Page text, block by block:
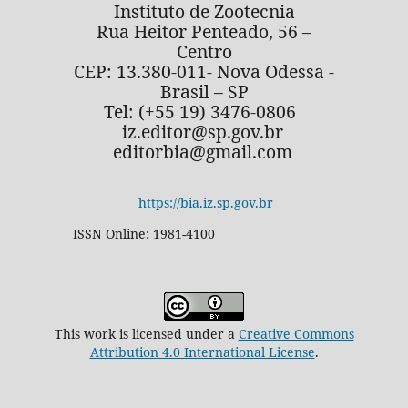
Instituto de Zootecnia
Rua Heitor Penteado, 56 –
Centro
CEP: 13.380-011- Nova Odessa -
Brasil – SP
Tel: (+55 19) 3476-0806
iz.editor@sp.gov.br
editorbia@gmail.com
https://bia.iz.sp.gov.br
ISSN Online: 1981-4100
This work is licensed under a Creative Commons
Attribution 4.0 International License.